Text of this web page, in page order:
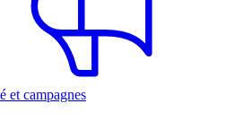
et campagnes